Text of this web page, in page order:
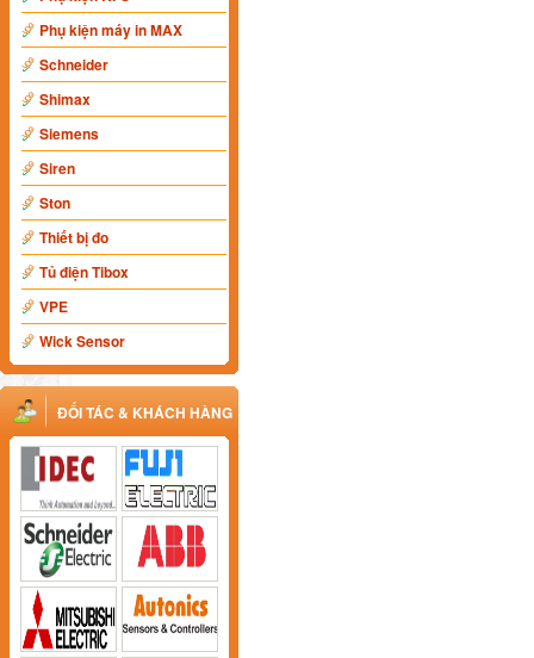
Phụ kiện máy in MAX
Schneider
Shimax
Siemens
Siren
Ston
Thiết bị đo
Tủ điện Tibox
VPE
Wick Sensor
ĐỐI TÁC & KHÁCH HÀNG